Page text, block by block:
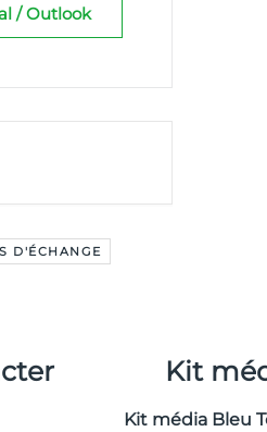
/ Outlook
D'ÉCHANGE
Kit
Kit média Bleu